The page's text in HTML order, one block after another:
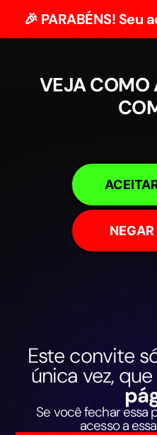
🎉 PARABÉNS!
VEJA COMO
Este convite
única vez,
Se você fechar essa
acesso a